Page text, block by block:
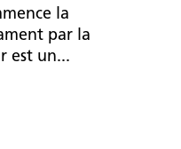
la
par la
est un...